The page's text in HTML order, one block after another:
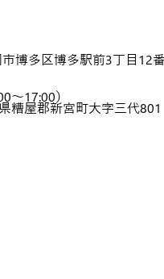
多区博多駅前3丁目12番
～17:00）
糟屋郡新宮町大字三代801